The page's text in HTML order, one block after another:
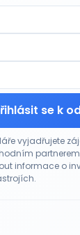
se k
vyjadřujete
partnerem
informace o